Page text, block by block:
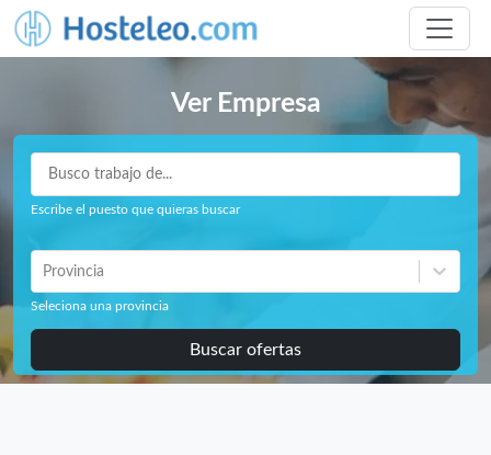
Ver Empresa
Escribe el puesto que quieras buscar
Provincia
Seleciona una provincia
Buscar ofertas